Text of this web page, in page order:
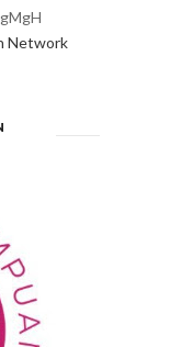
Network